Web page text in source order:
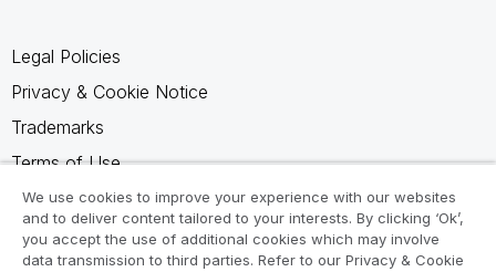
Legal Policies
Privacy & Cookie Notice
Trademarks
Terms of Use
Legal Agreements
Product Terms
We use cookies to improve your experience with our websites
and to deliver content tailored to your interests. By clicking ‘Ok’,
you accept the use of additional cookies which may involve
data transmission to third parties. Refer to our Privacy & Cookie